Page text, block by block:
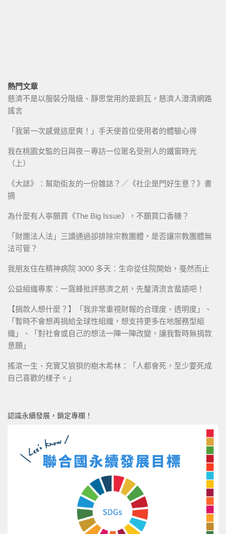
熱門文章
慈濟不是以服裝分階級、靜思堂用的是銅瓦，慈濟人澄清網路
謠言
「我第一次感覺這麼爽！」手天使首位使用者的體驗心得
我在桃園女監的日與夜－專訪一位匿名受刑人的鐵窗時光
（上）
《大誌》：幫助街友的一份雜誌？／《社企是門好生意？》書
摘
為什麼有人寧願買《The Big Issue》，不願買口香糖？
「財團法人法」三讀通過卻排除宗教團體，是否讓宗教團體無
法可管？
我朋友住在精神病院 3000 多天：生命從住院開始，戞然而止
公益組織專家：一窩蜂批評慈濟之前，先釐清流言蜚語吧！
【捐款人想什麼？】「我非常重視財報的合理度、透明度」、
「暫時不會想再捐給全球性組織，想支持更多在地服務型組
織」、「對社會或自己的想法一陣一陣改變，讓我暫時無捐款
意願」
搖滾一生、充實又狼狽的樹木希林：「人都會死，至少要死成
自己喜歡的樣子。」
認識永續發展，鎖定專欄！